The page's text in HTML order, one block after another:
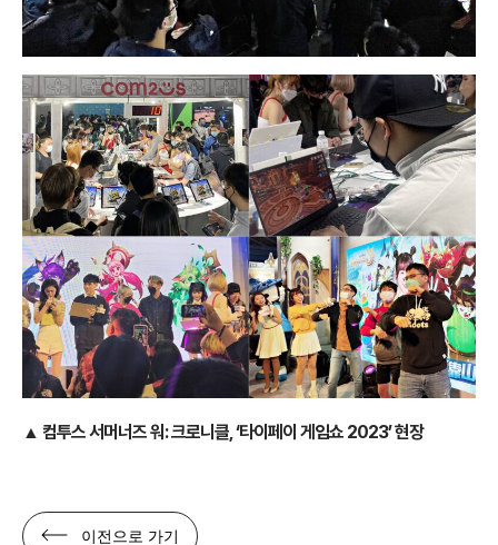
▲ 컴투스 서머너즈 워: 크로니클, ‘타이페이 게임쇼 2023’ 현장
이전으로 가기